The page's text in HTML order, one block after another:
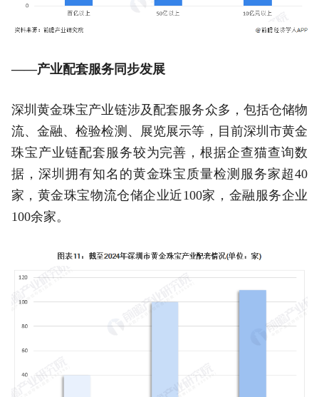
——产业配套服务同步发展
深圳黄金珠宝产业链涉及配套服务众多，包括仓储物
流、金融、检验检测、展览展示等，目前深圳市黄金
珠宝产业链配套服务较为完善，根据企查猫查询数
据，深圳拥有知名的黄金珠宝质量检测服务家超40
家，黄金珠宝物流仓储企业近100家，金融服务企业
100余家。